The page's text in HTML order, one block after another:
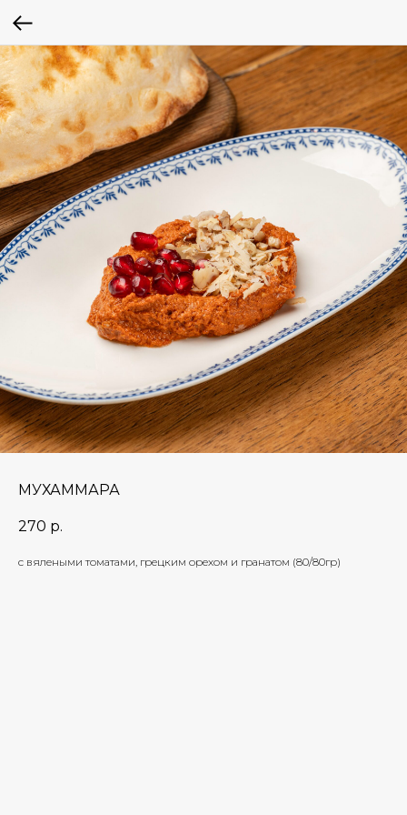
МУХАММАРА
270 р.
с вялеными томатами, грецким орехом и гранатом (80/80гр)